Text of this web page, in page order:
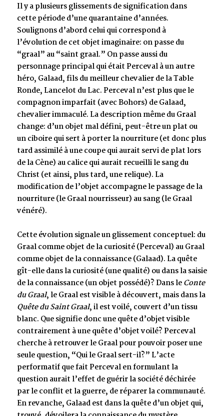
Il y a plusieurs glissements de signification dans
cette période d’une quarantaine d’années.
Soulignons d’abord celui qui correspond à
l’évolution de cet objet imaginaire: on passe du
“graal” au “saint graal.” On passe aussi du
personnage principal qui était Perceval à un autre
héro, Galaad, fils du meilleur chevalier de la Table
Ronde, Lancelot du Lac. Perceval n’est plus que le
compagnon imparfait (avec Bohors) de Galaad,
chevalier immaculé. La description même du Graal
change: d’un objet mal défini, peut-être un plat ou
un ciboire qui sert à porter la nourriture (et donc plus
tard assimilé à une coupe qui aurait servi de plat lors
de la Cène) au calice qui aurait recueilli le sang du
Christ (et ainsi, plus tard, une relique). La
modification de l’objet accompagne le passage de la
nourriture (le Graal nourrisseur) au sang (le Graal
vénéré).
Cette évolution signale un glissement conceptuel: du
Graal comme objet de la curiosité (Perceval) au Graal
comme objet de la connaissance (Galaad). La quête
gît-elle dans la curiosité (une qualité) ou dans la saisie
de la connaissance (un objet possédé)? Dans leConte
du Graal, le Graal est visible à découvert, mais dans la
Quête du Saint Graal, il est voilé, couvert d’un tissu
blanc. Que signifie donc une quête d’objet visible
contrairement à une quête d’objet voilé? Perceval
cherche à retrouver le Graal pour pouvoir poser une
seule question, “Qui le Graal sert-il?” L’acte
performatif que fait Perceval en formulant la
question aurait l’effet de guérir la société déchirée
par le conflit et la guerre, de réparer la communauté.
En revanche, Galaad est dans la quête d’un objet qui,